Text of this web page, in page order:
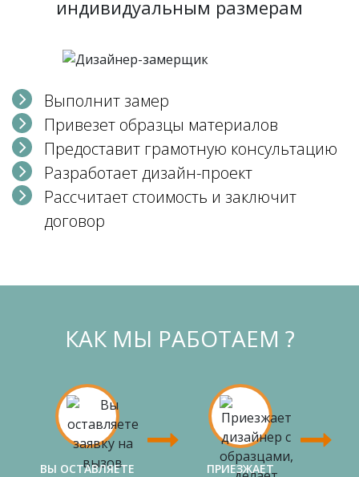
индивидуальным размерам
Выполнит замер
Привезет образцы материалов
Предоставит грамотную консультацию
Разработает дизайн-проект
Рассчитает стоимость и заключит
договор
КАК МЫ РАБОТАЕМ ?
ВЫ ОСТАВЛЯЕТЕ
ПРИЕЗЖАЕТ